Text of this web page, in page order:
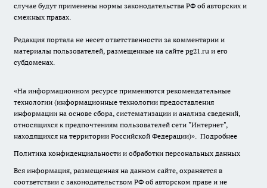
случае будут применены нормы законодательства РФ об авторских и
смежных правах.
Редакция портала не несет ответственности за комментарии и
материалы пользователей, размещенные на сайте pg21.ru и его
субдоменах.
«На информационном ресурсе применяются рекомендательные
технологии (информационные технологии предоставления
информации на основе сбора, систематизации и анализа сведений,
относящихся к предпочтениям пользователей сети "Интернет",
находящихся на территории Российской Федерации)». Подробнее
Политика конфиденциальности и обработки персональных данных
Вся информация, размещенная на данном сайте, охраняется в
соответствии с законодательством РФ об авторском праве и не